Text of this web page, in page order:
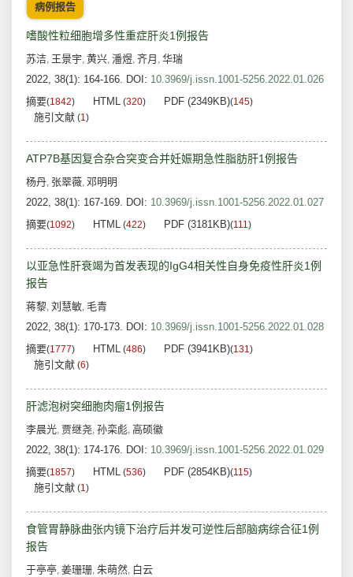
病例报告
嗜酸性粒细胞增多性重症肝炎1例报告
苏洁, 王景宇, 黄兴, 潘煜, 齐月 , 华瑞
2022, 38(1): 164-166. DOI: 10.3969/j.issn.1001-5256.2022.01.026
摘要(1842) HTML (320) PDF (2349KB)(145)
施引文献 (1)
ATP7B基因复合杂合突变合并妊娠期急性脂肪肝1例报告
杨丹, 张翠薇, 邓明明
2022, 38(1): 167-169. DOI: 10.3969/j.issn.1001-5256.2022.01.027
摘要(1092) HTML (422) PDF (3181KB)(111)
以亚急性肝衰竭为首发表现的IgG4相关性自身免疫性肝炎1例
报告
蒋黎, 刘慧敏, 毛青
2022, 38(1): 170-173. DOI: 10.3969/j.issn.1001-5256.2022.01.028
摘要(1777) HTML (486) PDF (3941KB)(131)
施引文献 (6)
肝滤泡树突细胞肉瘤1例报告
李晨光, 贾继尧, 孙栾彪, 高硕徽
2022, 38(1): 174-176. DOI: 10.3969/j.issn.1001-5256.2022.01.029
摘要(1857) HTML (536) PDF (2854KB)(115)
施引文献 (1)
食管胃静脉曲张内镜下治疗后并发可逆性后部脑病综合征1例
报告
于亭亭, 姜珊珊, 朱萌然, 白云